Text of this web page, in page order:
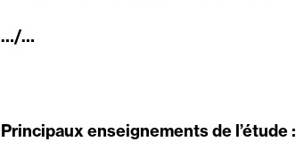
…/…
Principaux enseignements de l’étude :